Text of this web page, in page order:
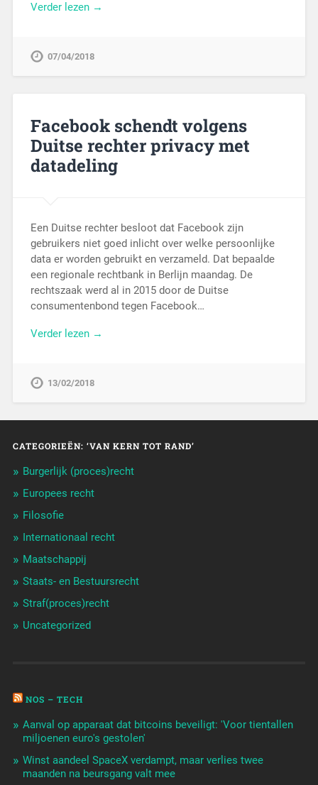
Verder lezen →
07/04/2018
Facebook schendt volgens
Duitse rechter privacy met
datadeling
Een Duitse rechter besloot dat Facebook zijn
gebruikers niet goed inlicht over welke persoonlijke
data er worden gebruikt en verzameld. Dat bepaalde
een regionale rechtbank in Berlijn maandag. De
rechtszaak werd al in 2015 door de Duitse
consumentenbond tegen Facebook…
Verder lezen →
13/02/2018
CATEGORIEËN: ‘VAN KERN TOT RAND’
Burgerlijk (proces)recht
Europees recht
Filosofie
Internationaal recht
Maatschappij
Staats- en Bestuursrecht
Straf(proces)recht
Uncategorized
NOS – TECH
Aanval op apparaat dat bitcoins beveiligt: 'Voor tientallen
miljoenen euro's gestolen'
Winst aandeel SpaceX verdampt, maar verlies twee
maanden na beursgang valt mee